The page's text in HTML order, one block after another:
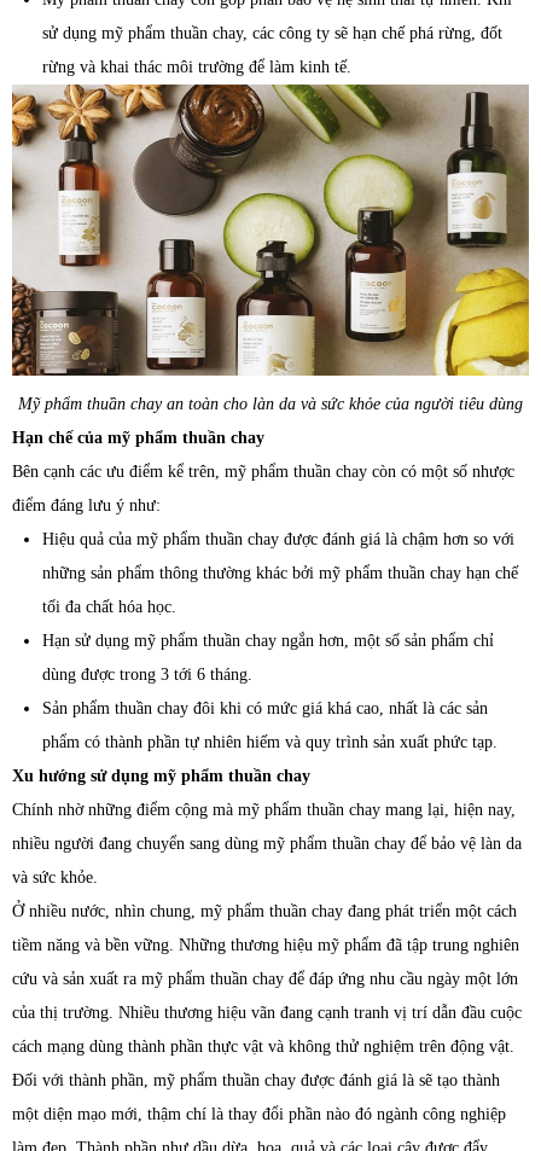
sử dụng mỹ phẩm thuần chay, các công ty sẽ hạn chế phá rừng, đốt
rừng và khai thác môi trường để làm kinh tế.
Mỹ phẩm thuần chay an toàn cho làn da và sức khỏe của người tiêu dùng
Hạn chế của mỹ phẩm thuần chay
Bên cạnh các ưu điểm kể trên, mỹ phẩm thuần chay còn có một số nhược
điểm đáng lưu ý như:
Hiệu quả của mỹ phẩm thuần chay được đánh giá là chậm hơn so với
những sản phẩm thông thường khác bởi mỹ phẩm thuần chay hạn chế
tối đa chất hóa học.
Hạn sử dụng mỹ phẩm thuần chay ngắn hơn, một số sản phẩm chỉ
dùng được trong 3 tới 6 tháng.
Sản phẩm thuần chay đôi khi có mức giá khá cao, nhất là các sản
phẩm có thành phần tự nhiên hiếm và quy trình sản xuất phức tạp.
Xu hướng sử dụng mỹ phẩm thuần chay
Chính nhờ những điểm cộng mà mỹ phẩm thuần chay mang lại, hiện nay,
nhiều người đang chuyển sang dùng mỹ phẩm thuần chay để bảo vệ làn da
và sức khỏe.
Ở nhiều nước, nhìn chung, mỹ phẩm thuần chay đang phát triển một cách
tiềm năng và bền vững. Những thương hiệu mỹ phẩm đã tập trung nghiên
cứu và sản xuất ra mỹ phẩm thuần chay để đáp ứng nhu cầu ngày một lớn
của thị trường. Nhiều thương hiệu vãn đang cạnh tranh vị trí dẫn đầu cuộc
cách mạng dùng thành phần thực vật và không thử nghiệm trên động vật.
Đối với thành phần, mỹ phẩm thuần chay được đánh giá là sẽ tạo thành
một diện mạo mới, thậm chí là thay đổi phần nào đó ngành công nghiệp